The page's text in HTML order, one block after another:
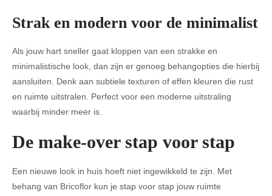
Strak en modern voor de minimalist
Als jouw hart sneller gaat kloppen van een strakke en
minimalistische look, dan zijn er genoeg behangopties die hierbij
aansluiten. Denk aan subtiele texturen of effen kleuren die rust
en ruimte uitstralen. Perfect voor een moderne uitstraling
waarbij minder meer is.
De make-over stap voor stap
Een nieuwe look in huis hoeft niet ingewikkeld te zijn. Met
behang van Bricoflor kun je stap voor stap jouw ruimte